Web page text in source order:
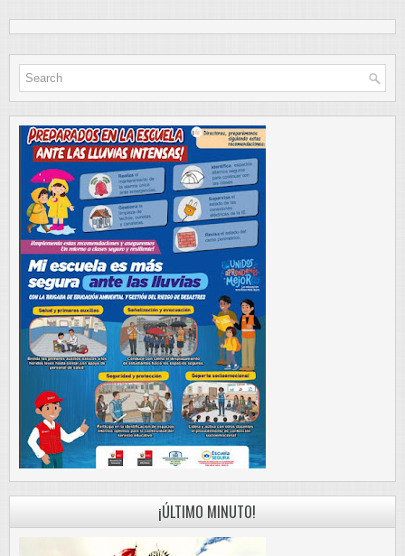
¡ÚLTIMO MINUTO!